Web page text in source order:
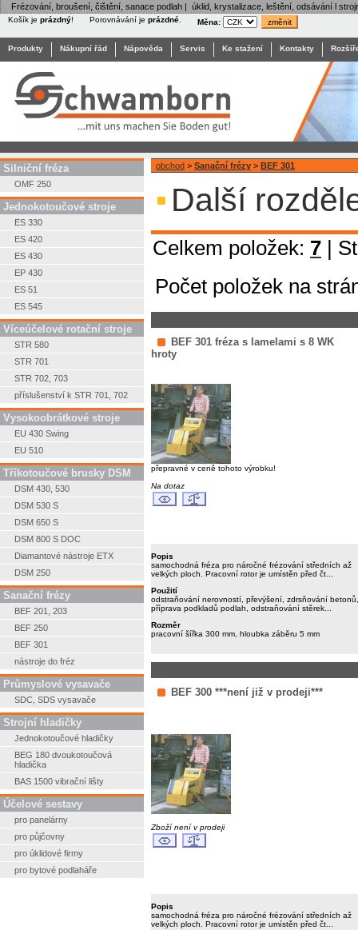
Frézování, broušení, čištění, sanace podlah | úklid, krystalizace, leštění, odsávání l
Košík je prázdný! Porovnávání je prázdné Měna:
Produkty Nákupní řád Nápověda Servis Ke stažení Kontakty
Silniční fréza
OMF 250
Jednokotoučové stroje
ES 330
ES 420
ES 430
EP 430
ES 51
ES 545
Víceúčelové rotační stroje
STR 580
STR 701
STR 702, 703
příslušenství k STR 701, 702
Vysokoobrátkové stroje
EU 430 Swing
EU 510
Tříkotoučové brusky DSM
DSM 430, 530
DSM 530 S
DSM 650 S
DSM 800 S DOC
Diamantové nástroje ETX
DSM 250
Sanační frézy
BEF 201, 203
BEF 250
BEF 301
nástroje do fréz
Průmyslové vysavače
SDC, SDS vysavače
Strojní hladičky
Jednokotoučové hladičky
BEG 180 dvoukotoučová
hladička
BAS 1500 vibrační lišty
Účelové sestavy
pro panelárny
pro půjčovny
pro úklidové firmy
pro bytové podlaháře
obchod > Sanační frézy > BEF 301
Další
Celkem položek: 7 |
Počet položek na
BEF 301 fréza s lamelami s 8 WK
hroty
přepravné v ceně tohoto výrobku!
Na dotaz
Popis
samochodná fréza pro náročné frézování středních až
velkých ploch. Pracovní rotor je umístěn před čt...
Použití
odstraňování nerovností, převýšení, zdrsňování betonů,
příprava podkladů podlah, odstraňování stěrek...
Rozměr
pracovní šířka 300 mm, hloubka záběru 5 mm
BEF 300 ***není již v prodeji***
Zboží není v prodeji
Popis
samochodná fréza pro náročné frézování středních až
velkých ploch. Pracovní rotor je umístěn před čt...